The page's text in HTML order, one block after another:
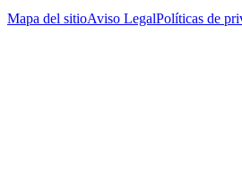
Mapa del sitioAviso LegalPolíticas de